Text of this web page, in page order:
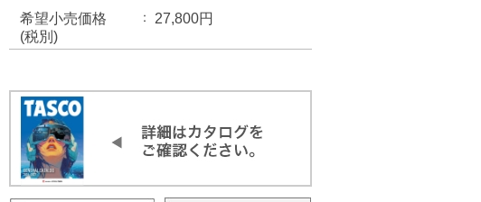
希望小売価格
(税別)
27,800円